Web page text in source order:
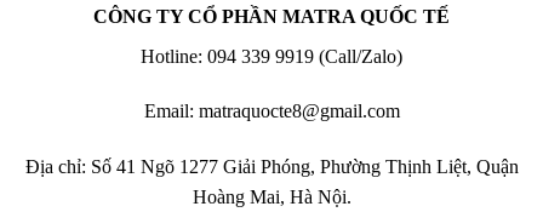
CÔNG TY CỔ PHẦN MATRA QUỐC TẾ
Hotline: 094 339 9919 (Call/Zalo)
Email: matraquocte8@gmail.com
Địa chỉ: Số 41 Ngõ 1277 Giải Phóng, Phường Thịnh Liệt, Quận
Hoàng Mai, Hà Nội.